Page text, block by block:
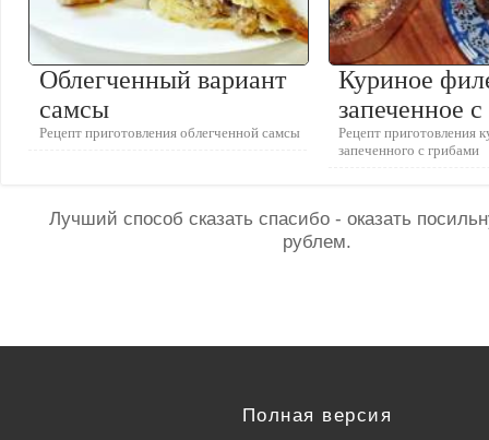
Облегченный вариант
самсы
Рецепт приготовления облегченной самсы
Куриное
запеченное
Рецепт приготовления
запеченного с грибами
Лучший способ сказать спасибо - оказать
рублем.
Полная версия